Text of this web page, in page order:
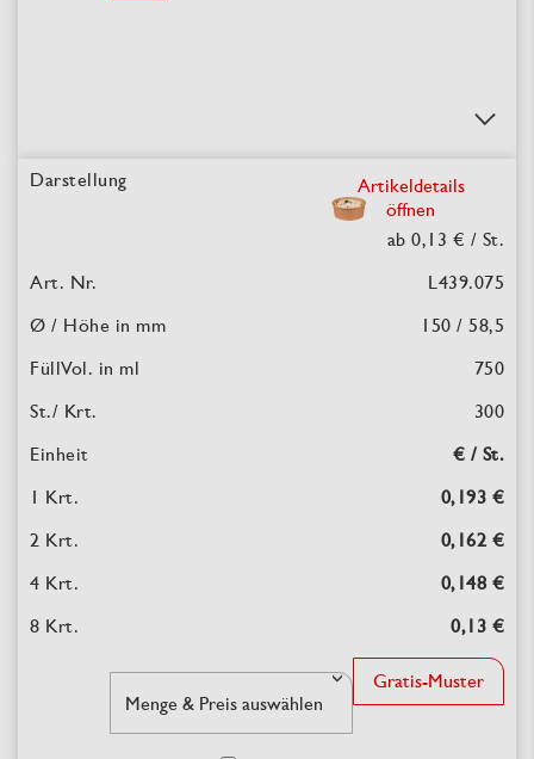
Artikeldetails
öffnen
ab 0,13 € / St.
L439.075
150 / 58,5
750
300
€ / St.
0,193 €
0,162 €
0,148 €
0,13 €
Gratis-Muster